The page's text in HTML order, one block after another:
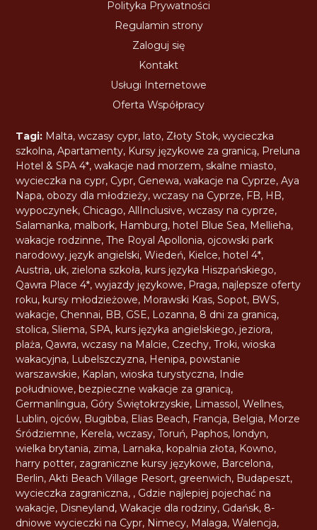
Polityka Prywatności
Regulamin strony
Zaloguj się
Kontakt
Usługi Internetowe
Oferta Współpracy
Tagi: Malta,wczasy cypr, lato, Złoty Stok,wycieczka
szkolna,Apartamenty, Kursy językowe za granicą, Preluna
Hotel & SPA 4*,wakacje nad morzem,skalne miasto,
wycieczka na cypr, Cypr, Genewa,wakacje na Cyprze,Aya
Napa, obozy dla młodzieży,wczasy na Cyprze, FB, HB,
wypoczynek, Chicago,AllInclusive,wczasy na cyprze,
Salamanka, malbork, Hamburg, hotel Blue Sea, Mellieha,
wakacje rodzinne,The Royal Apollonia, ojcowski park
narodowy, język angielski,Wiedeń, Kielce, hotel 4*,
Austria, uk, zielona szkoła, kurs języka Hiszpańskiego,
Qawra Place 4*,wyjazdy językowe, Praga, najlepsze oferty
roku, kursy młodzieżowe, Morawski Kras,Sopot, BWS,
wakacje, Chennai, BB, GSE, Lozanna, 8 dni za granicą,
stolica,Sliema,SPA, kurs języka angielskiego, jeziora,
plaża, Qawra,wczasy na Malcie, Czechy,Troki,wioska
wakacyjna, Lubelszczyzna, Henipa,powstanie
warszawskie, Kaplan,wioska turystyczna, Indie
południowe,bezpieczne wakacje za granicą,
Germanlingua, Góry Świętokrzyskie, Limassol,Wellnes,
Lublin, ojców, Bugibba, Elias Beach, Francja, Belgia, Morze
Śródziemne, Kerela,wczasy,Toruń, Paphos, londyn,
wielka brytania, zima, Larnaka, kopalnia złota, Kowno,
harry potter, zagraniczne kursy językowe, Barcelona,
Berlin,Akti Beach Village Resort, greenwich, Budapeszt,
wycieczka zagraniczna, , Gdzie najlepiej pojechać na
wakacje, Disneyland,Wakacje dla rodziny, Gdańsk, 8-
dniowe wycieczki na Cypr, Nimecy, Malaga,Walencja,